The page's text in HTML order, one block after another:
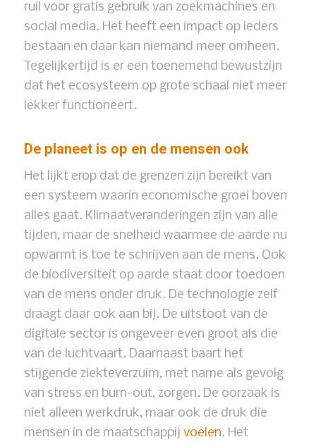
ruil voor gratis gebruik van zoekmachines en
social media. Het heeft een impact op ieders
bestaan en daar kan niemand meer omheen.
Tegelijkertijd is er een toenemend bewustzijn
dat het ecosysteem op grote schaal niet meer
lekker functioneert.
De planeet is op en de mensen ook
Het lijkt erop dat de grenzen zijn bereikt van
een systeem waarin economische groei boven
alles gaat. Klimaatveranderingen zijn van alle
tijden, maar de snelheid waarmee de aarde nu
opwarmt is toe te schrijven aan de mens. Ook
de biodiversiteit op aarde staat door toedoen
van de mens onder druk. De technologie zelf
draagt daar ook aan bij. De uitstoot van de
digitale sector is ongeveer even groot als die
van de luchtvaart. Daarnaast baart het
stijgende ziekteverzuim, met name als gevolg
van stress en burn-out, zorgen. De oorzaak is
niet alleen werkdruk, maar ook de druk die
mensen in de maatschappij voelen. Het